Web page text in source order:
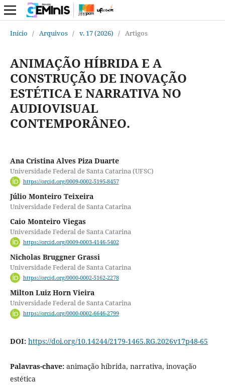
Início / Arquivos / v. 17 (2026) / Artigos
ANIMAÇÃO HÍBRIDA E A
CONSTRUÇÃO DE INOVAÇÃO
ESTÉTICA E NARRATIVA NO
AUDIOVISUAL
CONTEMPORÂNEO.
Ana Cristina Alves Piza Duarte
Universidade Federal de Santa Catarina (UFSC)
https://orcid.org/0009-0002-5195-8457
Júlio Monteiro Teixeira
Universidade Federal de Santa Catarina
Caio Monteiro Viegas
Universidade Federal de Santa Catarina
https://orcid.org/0009-0003-4146-5402
Nicholas Bruggner Grassi
Universidade Federal de Santa Catarina
https://orcid.org/0000-0002-5162-2278
Milton Luiz Horn Vieira
Universidade Federal de Santa Catarina
https://orcid.org/0000-0002-6646-2799
DOI: https://doi.org/10.14244/2179-1465.RG.2026v17p48-65
Palavras-chave: animação híbrida, narrativa, inovação
estética